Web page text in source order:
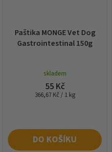
Paštika MONGE Vet Dog
Gastrointestinal 150g
skladem
55 Kč
Měrná
366,67 Kč / 1 kg
DO KOŠÍKU